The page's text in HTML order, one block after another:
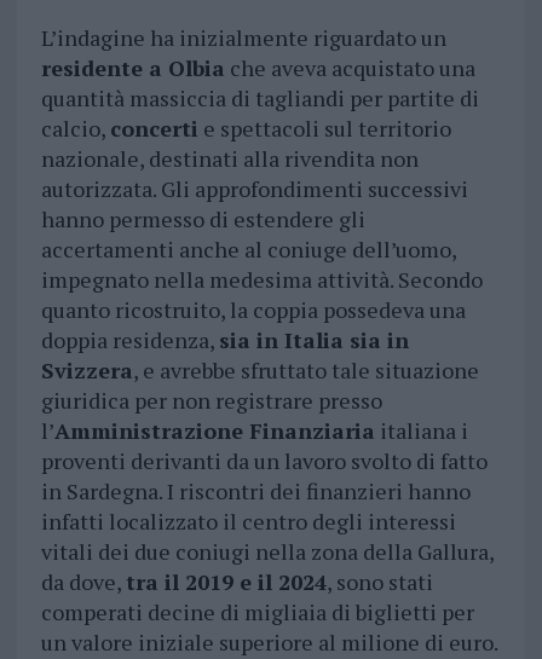
L’indagine ha inizialmente riguardato un
residente a Olbia che aveva acquistato una
quantità massiccia di tagliandi per partite di
calcio, concerti e spettacoli sul territorio
nazionale, destinati alla rivendita non
autorizzata. Gli approfondimenti successivi
hanno permesso di estendere gli
accertamenti anche al coniuge dell’uomo,
impegnato nella medesima attività. Secondo
quanto ricostruito, la coppia possedeva una
doppia residenza, sia in Italia sia in
Svizzera, e avrebbe sfruttato tale situazione
giuridica per non registrare presso
l’Amministrazione Finanziaria italiana i
proventi derivanti da un lavoro svolto di fatto
in Sardegna. I riscontri dei finanzieri hanno
infatti localizzato il centro degli interessi
vitali dei due coniugi nella zona della Gallura,
da dove, tra il 2019 e il 2024, sono stati
comperati decine di migliaia di biglietti per
un valore iniziale superiore al milione di euro.